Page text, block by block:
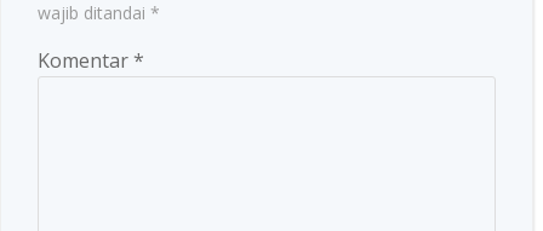
wajib ditandai *
Komentar*